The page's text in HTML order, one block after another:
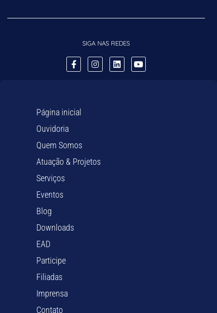
SIGA NAS REDES
Página inicial
Ouvidoria
Quem Somos
Atuação & Projetos
Serviços
Eventos
Blog
Downloads
EAD
Participe
Filiadas
Imprensa
Contato